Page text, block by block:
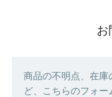
お
商品の不明点、在庫
ど、こちらのフォー